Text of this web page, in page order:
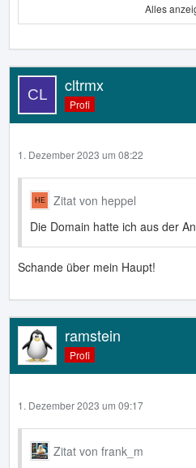
Alles
cltrmx
Profi
1. Dezember 2023 um 08:22
Zitat von heppel
Die Domain hatte ich aus der
Schande über mein Haupt!
ramstein
Profi
1. Dezember 2023 um 09:17
Zitat von frank_m